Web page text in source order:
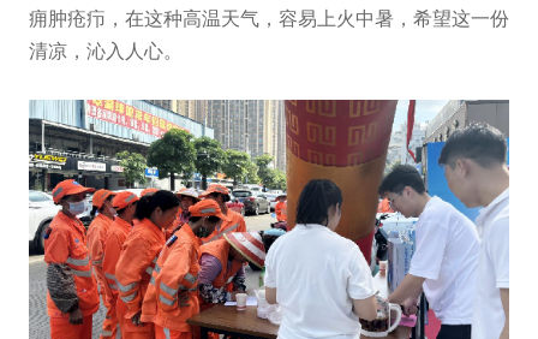
痈肿疮疖，在这种高温天气，容易上火中暑，希望这一份
清凉，沁入人心。